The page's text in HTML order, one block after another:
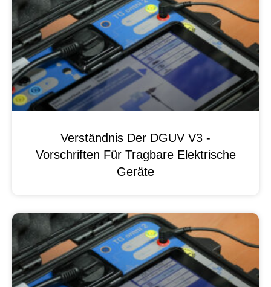
Verständnis Der DGUV V3 -
Vorschriften Für Tragbare Elektrische
Geräte